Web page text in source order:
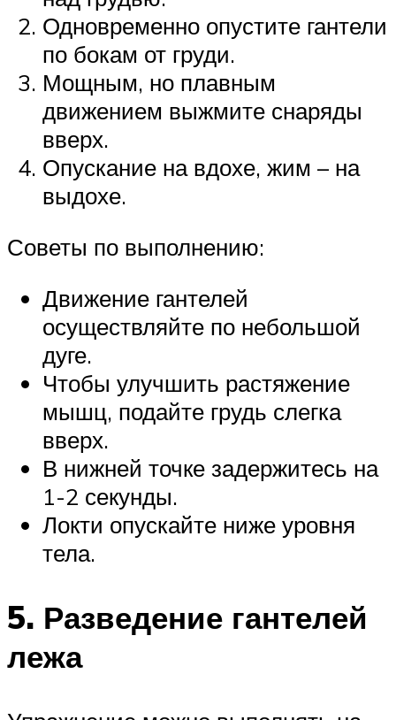
Одновременно опустите гантели
по бокам от груди.
Мощным, но плавным
движением выжмите снаряды
вверх.
Опускание на вдохе, жим – на
выдохе.
Советы по выполнению:
Движение гантелей
осуществляйте по небольшой
дуге.
Чтобы улучшить растяжение
мышц, подайте грудь слегка
вверх.
В нижней точке задержитесь на
1-2 секунды.
Локти опускайте ниже уровня
тела.
5. Разведение гантелей
лежа